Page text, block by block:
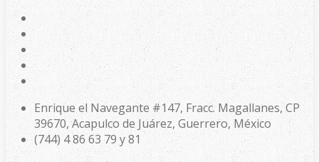
Enrique el Navegante #147, Fracc. Magallanes, CP
39670, Acapulco de Juárez, Guerrero, México
(744) 4 86 63 79 y 81